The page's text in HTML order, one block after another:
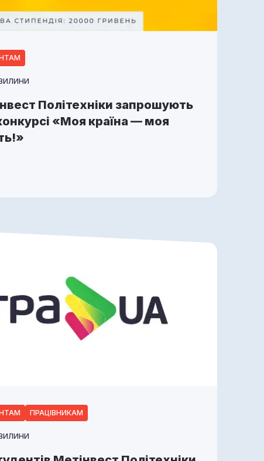
Політехніки запрошують
«Моя країна — моя
ПРАЦІВНИКАМ